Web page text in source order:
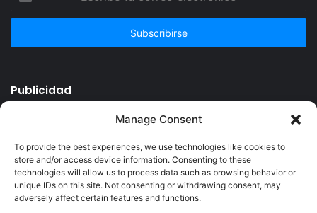
Manage Consent
To provide the best experiences, we use technologies like cookies to
store and/or access device information. Consenting to these
technologies will allow us to process data such as browsing behavior or
unique IDs on this site. Not consenting or withdrawing consent, may
adversely affect certain features and functions.
correo
Publicidad